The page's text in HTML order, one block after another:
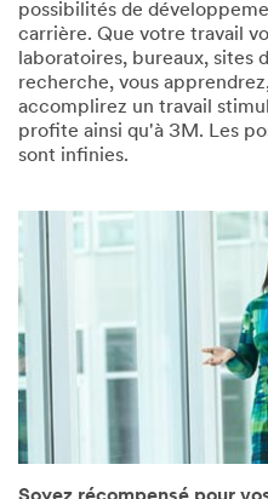
possibilités de
carrière. Que votre travail
laboratoires, bureaux, sites
recherche, vous
accomplirez un travail
profite ainsi qu'à 3M. Les
sont infinies.